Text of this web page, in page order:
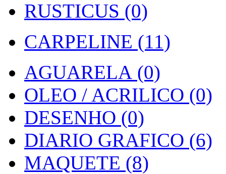
RUSTICUS (0)
CARPELINE (11)
AGUARELA (0)
OLEO / ACRILICO (0)
DESENHO (0)
DIARIO GRAFICO (6)
MAQUETE (8)